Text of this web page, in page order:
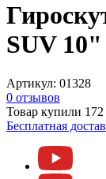
SUV
Артикул: 01328
0 отзывов
Товар купили 172
Бесплатная